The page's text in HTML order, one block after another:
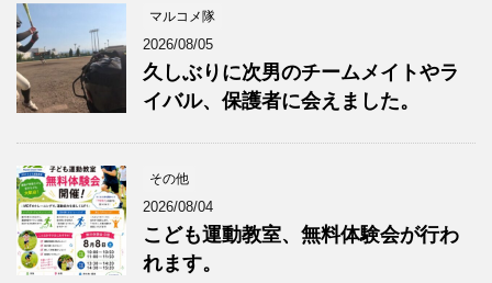
マルコメ隊
2026/08/05
久しぶりに次男のチームメイトやラ
イバル、保護者に会えました。
その他
2026/08/04
こども運動教室、無料体験会が行わ
れます。